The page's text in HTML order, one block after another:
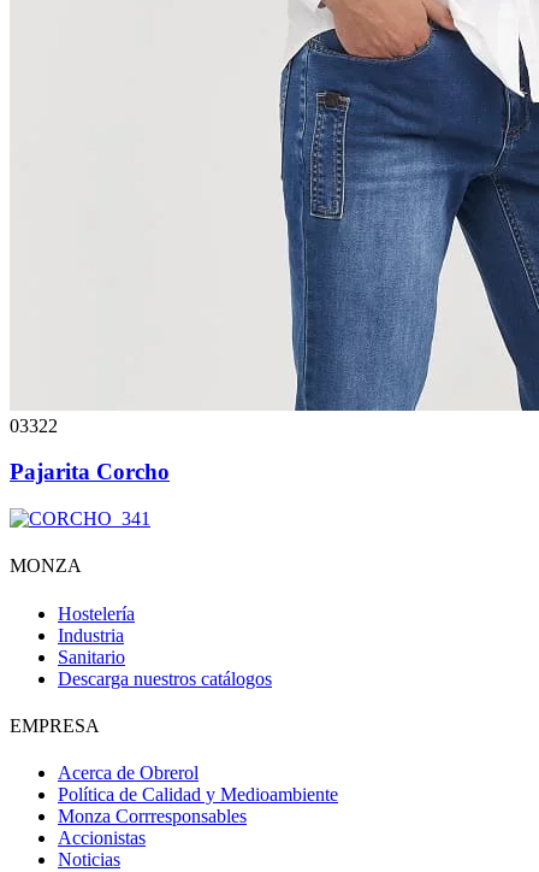
03322
Pajarita Corcho
MONZA
Hostelería
Industria
Sanitario
Descarga nuestros catálogos
EMPRESA
Acerca de Obrerol
Política de Calidad y Medioambiente
Monza Corrresponsables
Accionistas
Noticias